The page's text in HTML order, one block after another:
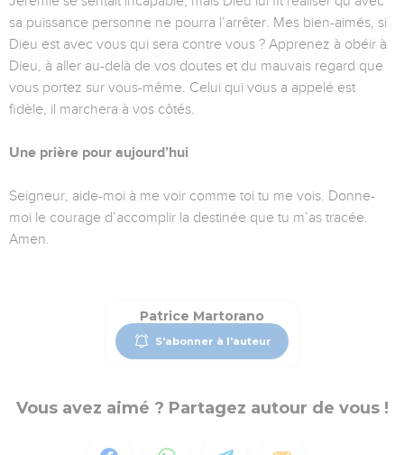
sa puissance personne ne pourra l’arrêter. Mes bien-aimés, si
Dieu est avec vous qui sera contre vous ? Apprenez à obéir à
Dieu, à aller au-delà de vos doutes et du mauvais regard que
vous portez sur vous-même. Celui qui vous a appelé est
fidèle, il marchera à vos côtés.
Une prière pour aujourd’hui
Seigneur, aide-moi à me voir comme toi tu me vois. Donne-
moi le courage d’accomplir la destinée que tu m’as tracée.
Amen.
Patrice Martorano
S'abonner à l'auteur
Vous avez aimé ? Partagez autour de vous !